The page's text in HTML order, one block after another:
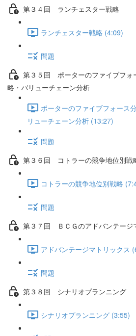
第３４回 ランチェスター戦略
ランチェスター戦略 (4:09)
問題
第３５回 ポーターのファイブフォ
略・バリューチェーン分析
ポーターのファイブフォース
リューチェーン分析 (13:27)
問題
第３６回 コトラーの競争地位別戦
コトラーの競争地位別戦略
問題
第３７回 ＢＣＧのアドバンテージ
アドバンテージマトリックス
問題
第３８回 シナリオプランニング
シナリオプランニング (3:55)